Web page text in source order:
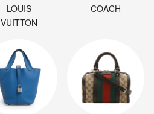
LOUIS
VUITTON
COACH